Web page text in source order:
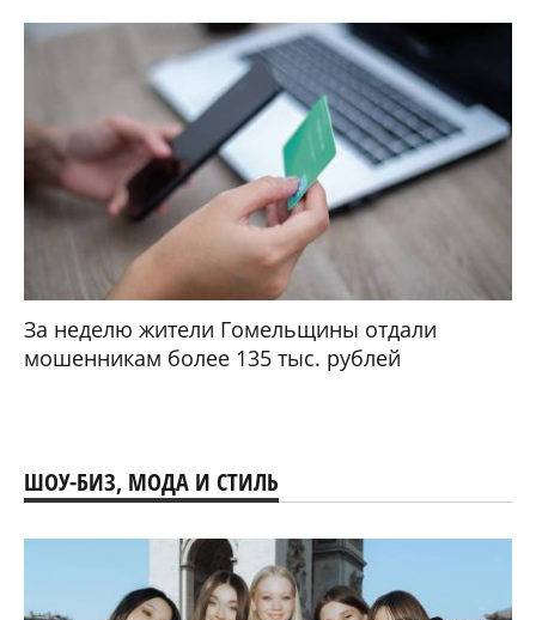
За неделю жители Гомельщины отдали
мошенникам более 135 тыс. рублей
ШОУ-БИЗ, МОДА И СТИЛЬ